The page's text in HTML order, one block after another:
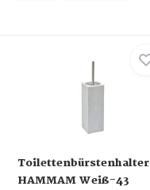
Toilettenbürstenhalter
HAMMAM Weiß-43